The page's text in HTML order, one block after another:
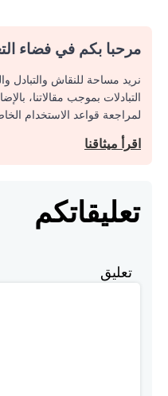
مرحبا بكم في فضاء
نريد مساحة للنقاش والتبادل
التبادلات بموجب مقالاتنا،
لمراجعة قواعد الاستخدام
اقرأ ميثاقنا
تعليقاتكم
تعليق